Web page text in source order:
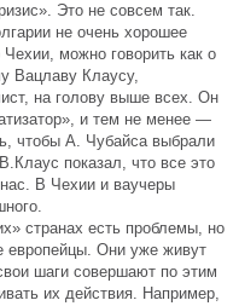
Это не совсем так.
не очень хорошее
можно говорить как о
Вацлаву Клаусу,
на голову выше всех. Он
и тем не менее —
чтобы А. Чубайса выбрали
показал, что все это
В Чехии и ваучеры
странах есть проблемы, но
европейцы. Они уже живут
шаги совершают по этим
их действия. Например,